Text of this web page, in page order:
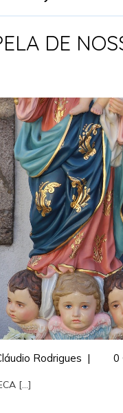
DE
Rodrigues | 0
[...]